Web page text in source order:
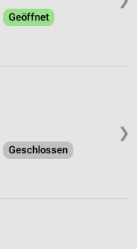
Geöffnet
❯
Geschlossen